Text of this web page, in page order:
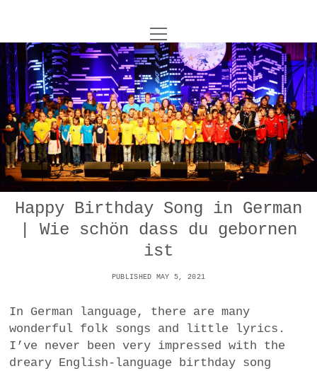
UNCOY
ABOUT
ARCHIVES
o
p
e
n
m
e
DANCE
IMPULSTANZ
FILM
MUSIC
PHOTOGRAPHY
TECHNOLOGY
BUSINESS
CONTACT
t
w
t
r
i
n
s
a
r
T
o
p
e
n
m
e
n
u
Happy Birthday Song in German
| Wie schön dass du gebornen
ist
PUBLISHED MAY 5, 2021
In German language, there are many
wonderful folk songs and little lyrics.
I’ve never been very impressed with the
dreary English-language birthday song